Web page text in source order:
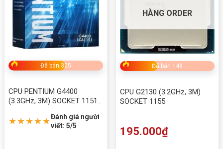
Đã bán 325
CPU PENTIUM G4400
(3.3GHz, 3M) SOCKET 1151
★★★★★Đánh giá người
viết: 5/5
HÀNG ORDER
Đã bán 148
CPU G2130 (3.2GHz, 3M)
SOCKET 1155
195.000₫